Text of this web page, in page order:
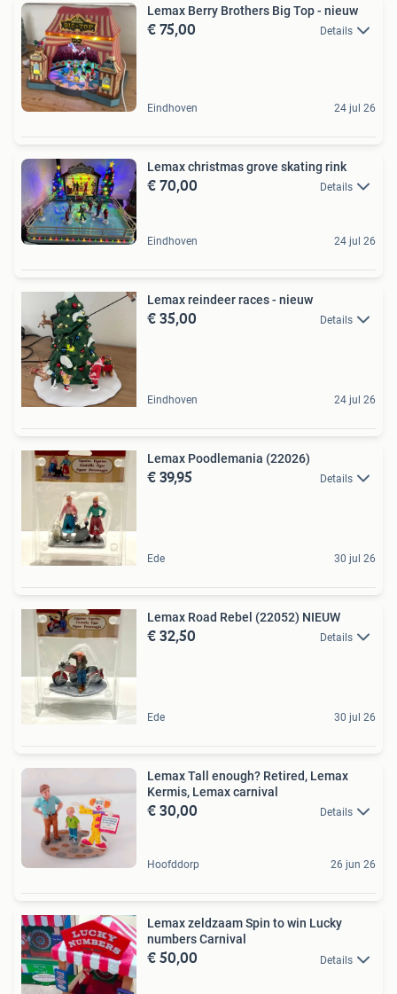
Lemax Berry Brothers Big Top - nieuw
€ 75,00 Details
Eindhoven 24 jul 26
Lemax christmas grove skating rink
€ 70,00 Details
Eindhoven 24 jul 26
Lemax reindeer races - nieuw
€ 35,00 Details
Eindhoven 24 jul 26
Lemax Poodlemania (22026)
€ 39,95 Details
Ede 30 jul 26
Lemax Road Rebel (22052) NIEUW
€ 32,50 Details
Ede 30 jul 26
Lemax Tall enough? Retired, Lemax
Kermis, Lemax carnival
€ 30,00 Details
Hoofddorp 26 jun 26
Lemax zeldzaam Spin to win Lucky
numbers Carnival
€ 50,00 Details